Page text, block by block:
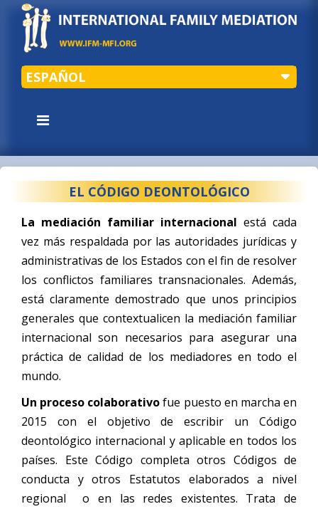
ESPAÑOL
EL CÓDIGO DEONTOLÓGICO
La mediación familiar internacional está cada
vez más respaldada por las autoridades jurídicas y
administrativas de los Estados con el fin de resolver
los conflictos familiares transnacionales. Además,
está claramente demostrado que unos principios
generales que contextualicen la mediación familiar
internacional son necesarios para asegurar una
práctica de calidad de los mediadores en todo el
mundo.
Un proceso colaborativofue puesto en marcha en
2015 con el objetivo de escribir un Código
deontológico internacional y aplicable en todos los
países. Este Código completa otros Códigos de
conducta y otros Estatutos elaborados a nivel
regional o en las redes existentes. Trata de